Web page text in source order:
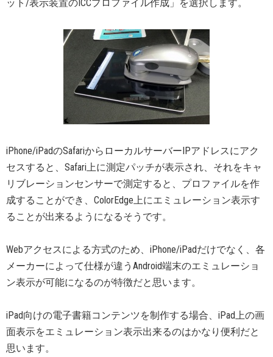
ット/表示装置のICCプロファイル作成」を選択します。
iPhone/iPadのSafariからローカルサーバーIPアドレスにアク
セスすると、Safari上に測定パッチが表示され、それをキャ
リブレーションセンサーで測定すると、プロファイルを作
成することができ、ColorEdge上にエミュレーション表示す
ることが出来るようになるそうです。
Webアクセスによる方式のため、iPhone/iPadだけでなく、各
メーカーによって仕様が違うAndroid端末のエミュレーショ
ン表示が可能になるのが特徴だと思います。
iPad向けの電子書籍コンテンツを制作する場合、iPad上の画
面表示をエミュレーション表示出来るのはかなり便利だと
思います。